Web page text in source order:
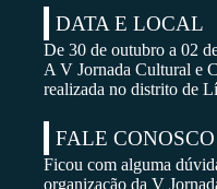
DATA E LOCAL
De 30 de outubro a 02
A V Jornada Cultural e
realizada no distrito de
FALE CONOSCO
Ficou com alguma
organização da V